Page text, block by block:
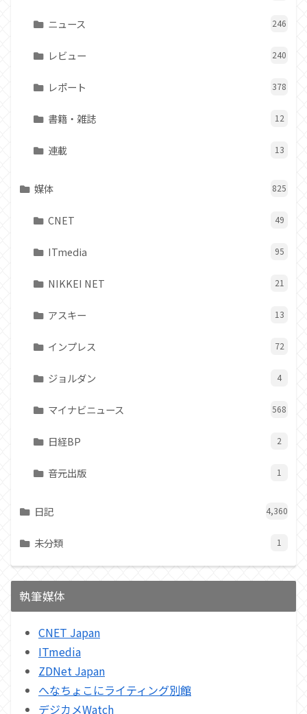
ニュース 246
レビュー 240
レポート 378
書籍・雑誌 12
連載 13
媒体 825
CNET 49
ITmedia 95
NIKKEI NET 21
アスキー 13
インプレス 72
ジョルダン 4
マイナビニュース 568
日経BP 2
音元出版 1
日記 4,360
未分類 1
執筆媒体
CNET Japan
ITmedia
ZDNet Japan
へなちょこにライティング別館
デジカメWatch